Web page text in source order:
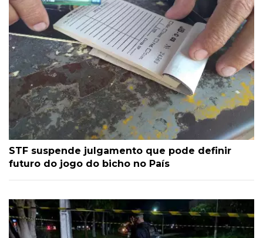
STF suspende julgamento que pode definir
futuro do jogo do bicho no País